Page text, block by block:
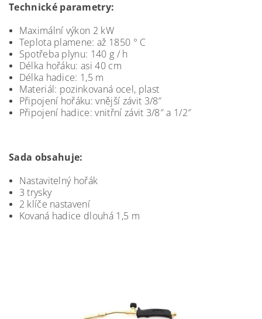
Technické parametry:
Maximální výkon 2 kW
Teplota plamene: až 1850 ° C
Spotřeba plynu: 140 g / h
Délka hořáku: asi 40 cm
Délka hadice: 1,5 m
Materiál: pozinkovaná ocel, plast
Připojení hořáku: vnější závit 3/8″
Připojení hadice: vnitřní závit 3/8″ a 1/2″
Sada obsahuje:
Nastavitelný hořák
3 trysky
2 klíče nastavení
Kovaná hadice dlouhá 1,5 m